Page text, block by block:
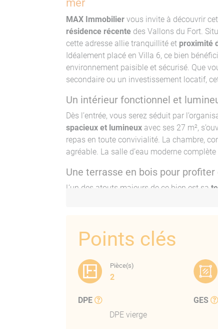
mer
MAX Immobilier vous invite à découvrir cet
résidence récente des Vallons du Fort.
cette adresse allie tranquillité et proximité
Idéalement placé en Villa 6, ce bien
environnement paisible et sécurisé. Que
secondaire ou un investissement locatif,
Un intérieur fonctionnel et
Dès l’entrée, vous serez séduit par
spacieux et lumineux avec ses 27 m²,
repas en toute convivialité. La chambre,
agréable. La salle d’eau moderne
Une terrasse en bois pour profiter
L’un des atouts majeurs de ce bien est sa
Un garage fermé pour plus de
Un garage fermé de 16 m², situé dans la
complément représente un atout
pratique à ce bien déjà attractif.
Une résidence récente et bien
Livrée en 2020, la résidence des Vallons
Points clés
Pièce(s)
2
DPE
DPE vierge
GES